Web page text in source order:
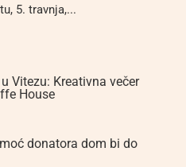
5. travnja,...
Vitezu: Kreativna večer
House
donatora dom bi do